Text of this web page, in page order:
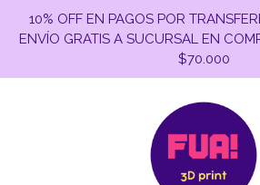
10% OFF EN PAGOS POR
ENVÍO GRATIS A SUCURSAL EN
$70.000